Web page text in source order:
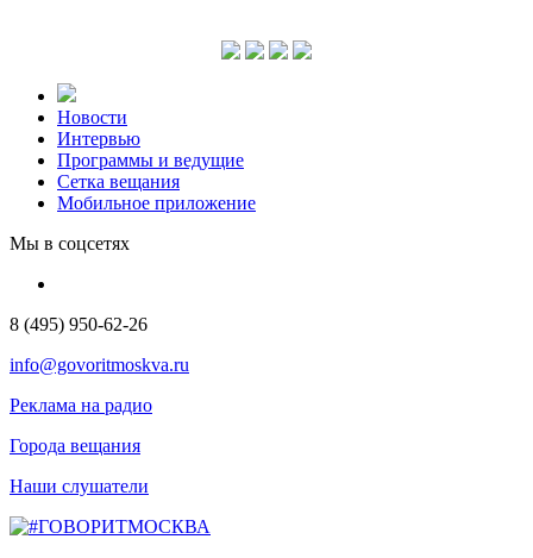
Новости
Интервью
Программы и ведущие
Сетка вещания
Мобильное приложение
Мы в соцсетях
8 (495) 950-62-26
info@govoritmoskva.ru
Реклама на радио
Города вещания
Наши слушатели